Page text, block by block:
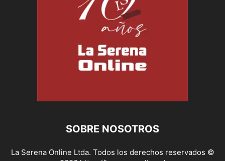
SOBRE NOSOTROS
La Serena Online Ltda. Todos los derechos reservados ©